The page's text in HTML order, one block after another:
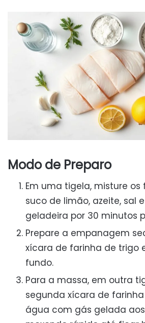
Modo de Preparo
Em uma tigela, misture os
suco de limão, azeite, sal
geladeira por 30 minutos
Prepare a empanagem
xícara de farinha de trigo
fundo.
Para a massa, em outra
segunda xícara de
água com gás gelada